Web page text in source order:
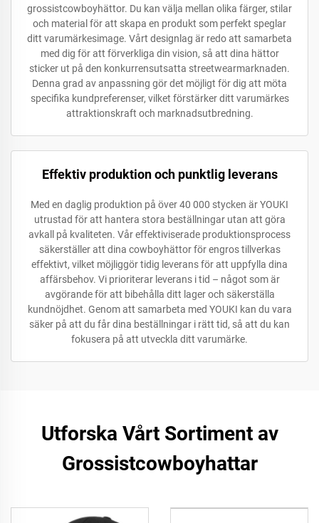
grossistcowboyhättor. Du kan välja mellan olika färger, stilar
och material för att skapa en produkt som perfekt speglar
ditt varumärkesimage. Vårt designlag är redo att samarbeta
med dig för att förverkliga din vision, så att dina hättor
sticker ut på den konkurrensutsatta streetwearmarknaden.
Denna grad av anpassning gör det möjligt för dig att möta
specifika kundpreferenser, vilket förstärker ditt varumärkes
attraktionskraft och marknadsutbredning.
Effektiv produktion och punktlig leverans
Med en daglig produktion på över 40 000 stycken är YOUKI
utrustad för att hantera stora beställningar utan att göra
avkall på kvaliteten. Vår effektiviserade produktionsprocess
säkerställer att dina cowboyhättor för engros tillverkas
effektivt, vilket möjliggör tidig leverans för att uppfylla dina
affärsbehov. Vi prioriterar leverans i tid – något som är
avgörande för att bibehålla ditt lager och säkerställa
kundnöjdhet. Genom att samarbeta med YOUKI kan du vara
säker på att du får dina beställningar i rätt tid, så att du kan
fokusera på att utveckla ditt varumärke.
Utforska Vårt Sortiment av
Grossistcowboyhattar